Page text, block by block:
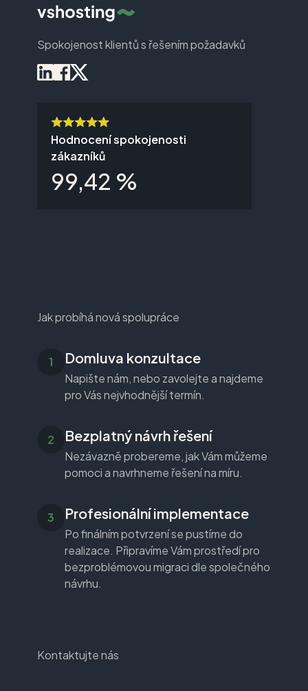
Spokojenost klientů s řešením požadavků
Hodnocení spokojenosti
zákazníků
99,42 %
Jak probíhá nová spolupráce
Domluva konzultace
Napište nám, nebo zavolejte a najdeme
pro Vás nejvhodnější termín.
Bezplatný návrh řešení
Nezávazně probereme, jak Vám můžeme
pomoci a navrhneme řešení na míru.
Profesionální implementace
Po finálním potvrzení se pustíme do
realizace. Připravíme Vám prostředí pro
bezproblémovou migraci dle společného
návrhu.
Kontaktujte nás